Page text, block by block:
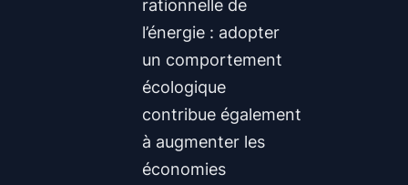
rationnelle de
l’énergie : adopter
un comportement
écologique
contribue également
à augmenter les
économies